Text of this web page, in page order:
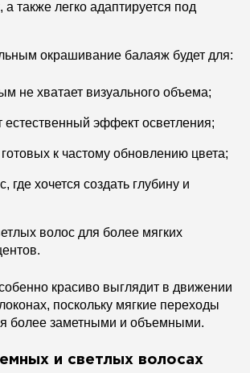
также легко адаптируется под
окрашивание балаяж будет для:
не хватает визуального объема;
естественный эффект осветления;
к частому обновлению цвета;
где хочется создать глубину и
волос для более мягких
красиво выглядит в движении
поскольку мягкие переходы
более заметными и объемными.
и светлых волосах